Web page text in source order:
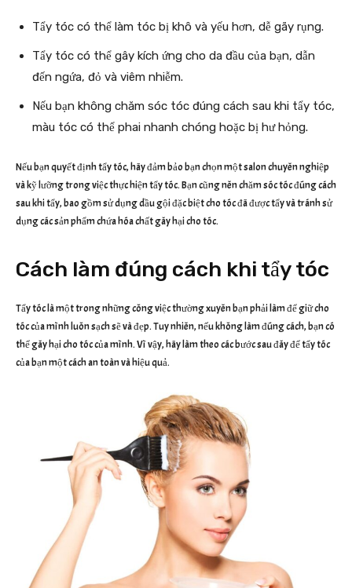
Tẩy tóc có thể làm tóc bị khô và yếu hơn, dễ gãy rụng.
Tẩy tóc có thể gây kích ứng cho da đầu của bạn, dẫn
đến ngứa, đỏ và viêm nhiễm.
Nếu bạn không chăm sóc tóc đúng cách sau khi tẩy tóc,
màu tóc có thể phai nhanh chóng hoặc bị hư hỏng.
Nếu bạn quyết định tẩy tóc, hãy đảm bảo bạn chọn một salon chuyên nghiệp
và kỹ lưỡng trong việc thực hiện tẩy tóc. Bạn cũng nên chăm sóc tóc đúng cách
sau khi tẩy, bao gồm sử dụng dầu gội đặc biệt cho tóc đã được tẩy và tránh sử
dụng các sản phẩm chứa hóa chất gây hại cho tóc.
Cách làm đúng cách khi tẩy tóc
Tẩy tóc là một trong những công việc thường xuyên bạn phải làm để giữ cho
tóc của mình luôn sạch sẽ và đẹp. Tuy nhiên, nếu không làm đúng cách, bạn có
thể gây hại cho tóc của mình. Vì vậy, hãy làm theo các bước sau đây để tẩy tóc
của bạn một cách an toàn và hiệu quả.